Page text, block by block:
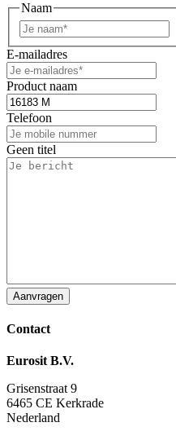
Naam
E-mailadres
Product naam
Telefoon
Geen titel
Contact
Eurosit B.V.
Grisenstraat 9
6465 CE Kerkrade
Nederland